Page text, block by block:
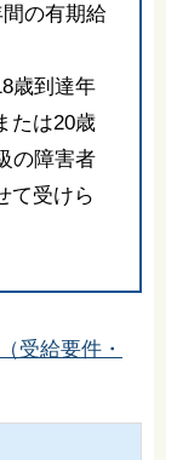
の有期給
歳到達年
たは20歳
の障害者
て受けら
受給要件・